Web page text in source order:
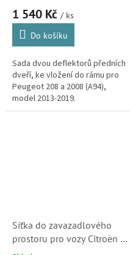
1 540 Kč / ks
Do košíku
Sada dvou deflektorů předních
dveří, ke vložení do rámu pro
Peugeot 208 a 2008 (A94),
model 2013-2019.
Síťka do zavazadlového
prostoru pro vozy Citroën a
Peugeot, Opel, Toyota -